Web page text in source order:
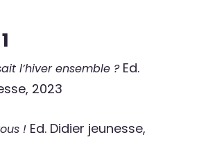
l’hiver ensemble ?Ed.
2023
! Ed. Didier jeunesse,